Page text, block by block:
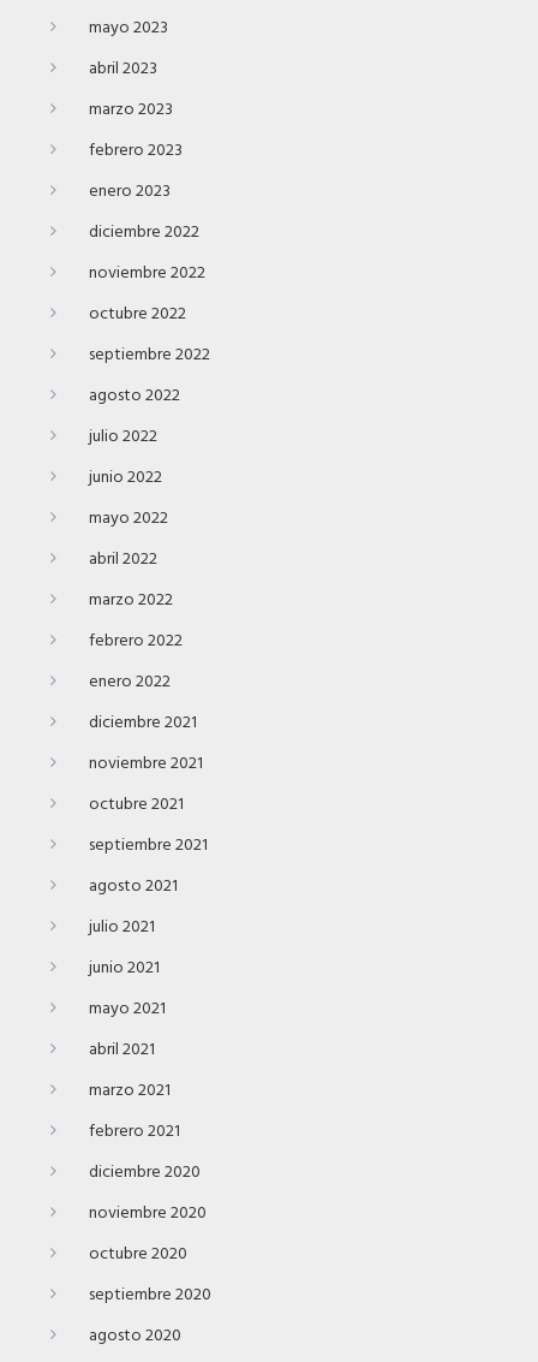
mayo 2023
abril 2023
marzo 2023
febrero 2023
enero 2023
diciembre 2022
noviembre 2022
octubre 2022
septiembre 2022
agosto 2022
julio 2022
junio 2022
mayo 2022
abril 2022
marzo 2022
febrero 2022
enero 2022
diciembre 2021
noviembre 2021
octubre 2021
septiembre 2021
agosto 2021
julio 2021
junio 2021
mayo 2021
abril 2021
marzo 2021
febrero 2021
diciembre 2020
noviembre 2020
octubre 2020
septiembre 2020
agosto 2020